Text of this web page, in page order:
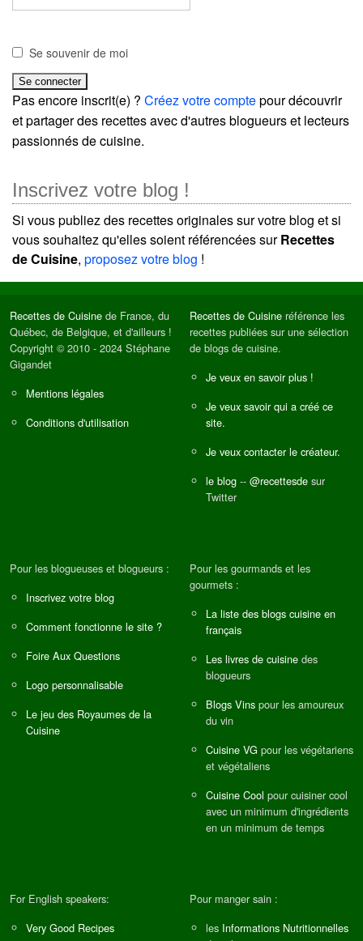
Se souvenir de moi
Pas encore inscrit(e) ? Créez votre comptepour découvrir
et partager des recettes avec d'autres blogueurs et lecteurs
passionnés de cuisine.
Inscrivez votre blog !
Si vous publiez des recettes originales sur votre blog et si
vous souhaitez qu'elles soient référencées surRecettes
de Cuisine, proposez votre blog !
Recettes de Cuisine de France, du
Québec, de Belgique, et d'ailleurs !
Copyright © 2010 - 2024 Stéphane
Gigandet
Mentions légales
Conditions d'utilisation
Recettes de Cuisine référence les
recettes publiées sur une sélection
de blogs de cuisine.
Je veux en savoir plus !
Je veux savoir qui a créé ce
site.
Je veux contacter le créateur.
le blog -- @recettesde sur
Twitter
Pour les blogueuses et blogueurs :
Inscrivez votre blog
Comment fonctionne le site ?
Foire Aux Questions
Logo personnalisable
Le jeu des Royaumes de la
Cuisine
Pour les gourmands et les
gourmets :
La liste des blogs cuisine en
français
Les livres de cuisine des
blogueurs
Blogs Vins pour les amoureux
du vin
Cuisine VG pour les végétariens
et végétaliens
Cuisine Cool pour cuisiner cool
avec un minimum d'ingrédients
en un minimum de temps
For English speakers:
Very Good Recipes
Pour manger sain :
les Informations Nutritionnelles